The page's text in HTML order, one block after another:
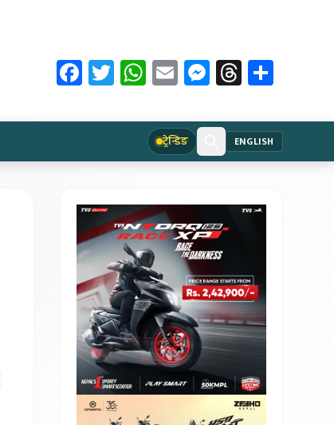
Facebook
Twitter
WhatsApp
EmailMessenger
Threads
ट्रेन्डिङ ENGLISH